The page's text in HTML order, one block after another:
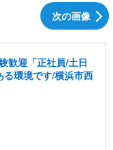
次の画像
歓迎「正社員/土日
環境です/横浜市西